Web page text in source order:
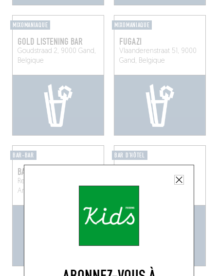
MIXOMANIAQUE
GOLD LISTENING BAR
Goudstraad 2, 9000 Gand,
Belgique
MIXOMANIAQUE
FUGAZI
Vlaanderenstraat 51, 9000
Gand, Belgique
BAR-BAR
BAR LEON
Reuzenstraat 23, 2140
Anvers, Belgique
BAR D'HÔTEL
Sint-Jorispoort 11, 2000